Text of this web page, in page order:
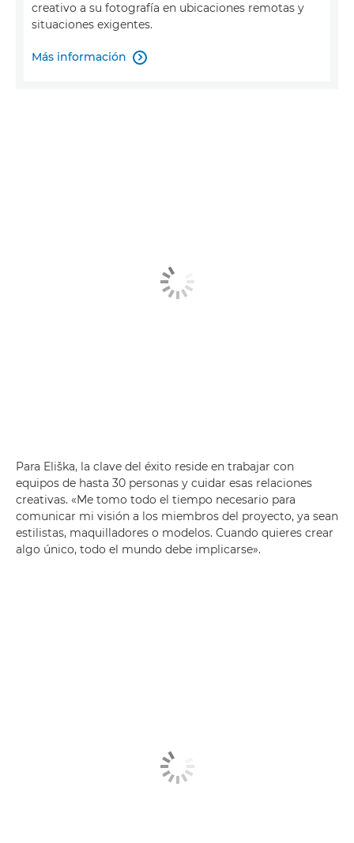
creativo a su fotografía en ubicaciones remotas y
situaciones exigentes.
Más información 
Para Eliška, la clave del éxito reside en trabajar con
equipos de hasta 30 personas y cuidar esas relaciones
creativas. «Me tomo todo el tiempo necesario para
comunicar mi visión a los miembros del proyecto, ya sean
estilistas, maquilladores o modelos. Cuando quieres crear
algo único, todo el mundo debe implicarse».